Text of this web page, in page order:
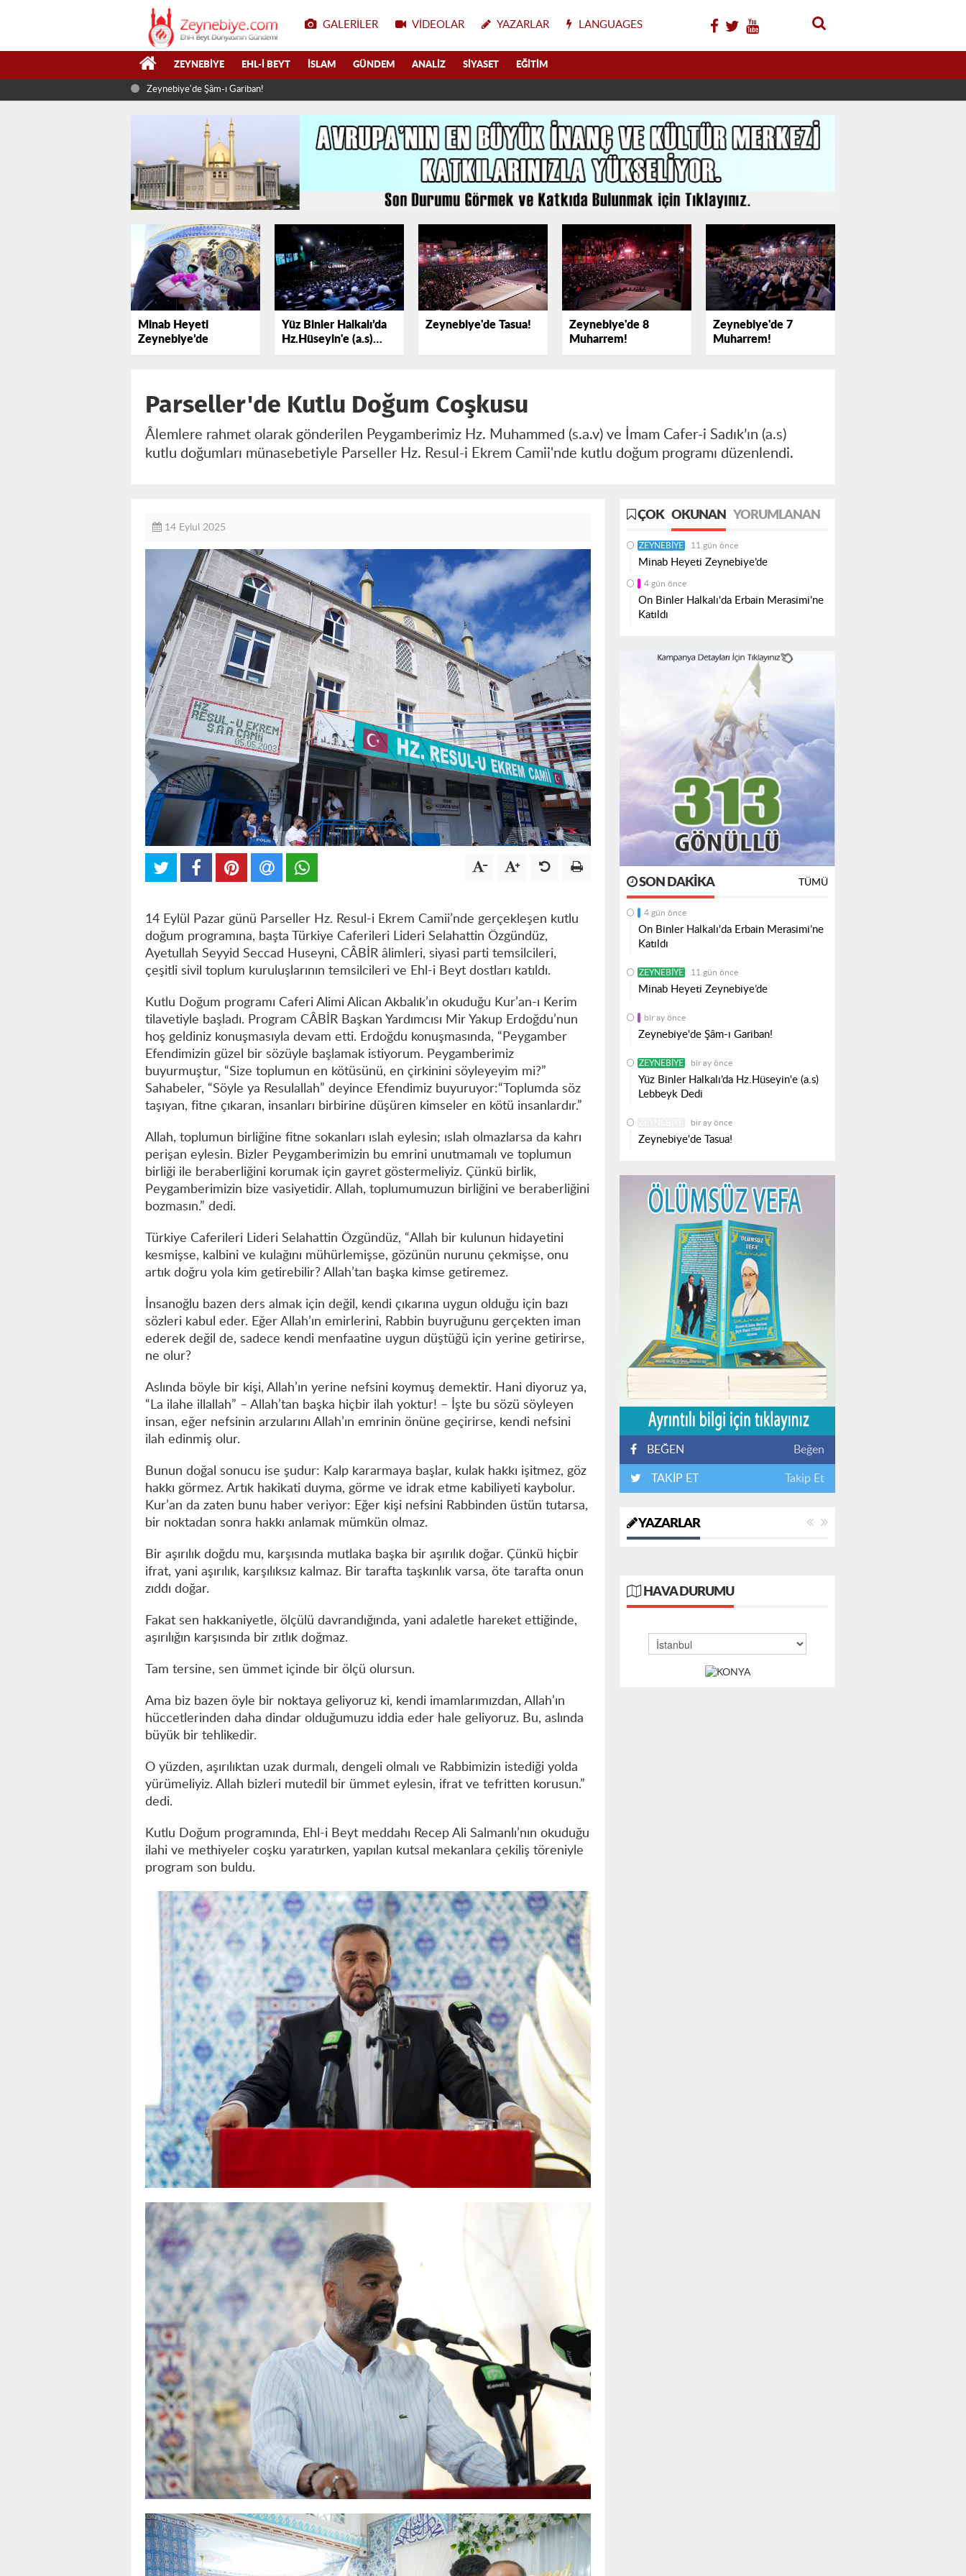
GALERILER VIDEOLAR YAZARLAR LANGUAGES
ZEYNEBIYE EHL-I BEYT İSLAM GÜNDEM ANALIZ SIYASET EĞITIM
Zeynebiye'de Şâm-ı Gariban!
Minab Heyeti
Zeynebiye’de
Yüz Binler Halkalı’da
Hz.Hüseyin'e (a.s)
Lebbeyk Dedi
Zeynebiye'de Tasua!
Zeynebiye'de 8
Muharrem!
Zeynebiye'de 7
Muharrem!
​​​​​​​Parseller'de Kutlu Doğum Coşkusu
​​​​​​​Âlemlere rahmet olarak gönderilen Peygamberimiz Hz. Muhammed (s.a.v) ve İmam Cafer-i Sadık’ın (a.s)
kutlu doğumları münasebetiyle Parseller Hz. Resul-i Ekrem Camii'nde kutlu doğum programı düzenlendi.
14 Eylul 2025
14 Eylül Pazar günü Parseller Hz. Resul-i Ekrem Camii’nde gerçekleşen kutlu
doğum programına, başta Türkiye Caferileri Lideri Selahattin Özgündüz,
Ayetullah Seyyid Seccad Huseyni, CÂBİR âlimleri, siyasi parti temsilcileri,
çeşitli sivil toplum kuruluşlarının temsilcileri ve Ehl-i Beyt dostları katıldı.
Kutlu Doğum programı Caferi Alimi Alican Akbalık’ın okuduğu Kur’an-ı Kerim
tilavetiyle başladı. Program CÂBİR Başkan Yardımcısı Mir Yakup Erdoğdu’nun
hoş geldiniz konuşmasıyla devam etti. Erdoğdu konuşmasında, “Peygamber
Efendimizin güzel bir sözüyle başlamak istiyorum. Peygamberimiz
buyurmuştur, “Size toplumun en kötüsünü, en çirkinini söyleyeyim mi?”
Sahabeler, “Söyle ya Resulallah” deyince Efendimiz buyuruyor:“Toplumda söz
taşıyan, fitne çıkaran, insanları birbirine düşüren kimseler en kötü insanlardır.”
Allah, toplumun birliğine fitne sokanları ıslah eylesin; ıslah olmazlarsa da kahrı
perişan eylesin. Bizler Peygamberimizin bu emrini unutmamalı ve toplumun
birliği ile beraberliğini korumak için gayret göstermeliyiz. Çünkü birlik,
Peygamberimizin bize vasiyetidir. Allah, toplumumuzun birliğini ve beraberliğini
bozmasın.” dedi.
Türkiye Caferileri Lideri Selahattin Özgündüz, “Allah bir kulunun hidayetini
kesmişse, kalbini ve kulağını mühürlemişse, gözünün nurunu çekmişse, onu
artık doğru yola kim getirebilir? Allah’tan başka kimse getiremez.
İnsanoğlu bazen ders almak için değil, kendi çıkarına uygun olduğu için bazı
sözleri kabul eder. Eğer Allah’ın emirlerini, Rabbin buyruğunu gerçekten iman
ederek değil de, sadece kendi menfaatine uygun düştüğü için yerine getirirse,
ne olur?
Aslında böyle bir kişi, Allah’ın yerine nefsini koymuş demektir. Hani diyoruz ya,
“La ilahe illallah” – Allah’tan başka hiçbir ilah yoktur! – İşte bu sözü söyleyen
insan, eğer nefsinin arzularını Allah’ın emrinin önüne geçirirse, kendi nefsini
ilah edinmiş olur.
Bunun doğal sonucu ise şudur: Kalp kararmaya başlar, kulak hakkı işitmez, göz
hakkı görmez. Artık hakikati duyma, görme ve idrak etme kabiliyeti kaybolur.
Kur’an da zaten bunu haber veriyor: Eğer kişi nefsini Rabbinden üstün tutarsa,
bir noktadan sonra hakkı anlamak mümkün olmaz.
Bir aşırılık doğdu mu, karşısında mutlaka başka bir aşırılık doğar. Çünkü hiçbir
ifrat, yani aşırılık, karşılıksız kalmaz. Bir tarafta taşkınlık varsa, öte tarafta onun
zıddı doğar.
Fakat sen hakkaniyetle, ölçülü davrandığında, yani adaletle hareket ettiğinde,
aşırılığın karşısında bir zıtlık doğmaz.
Tam tersine, sen ümmet içinde bir ölçü olursun.
Ama biz bazen öyle bir noktaya geliyoruz ki, kendi imamlarımızdan, Allah’ın
hüccetlerinden daha dindar olduğumuzu iddia eder hale geliyoruz. Bu, aslında
büyük bir tehlikedir.
O yüzden, aşırılıktan uzak durmalı, dengeli olmalı ve Rabbimizin istediği yolda
yürümeliyiz. Allah bizleri mutedil bir ümmet eylesin, ifrat ve tefritten korusun.”
dedi.
Kutlu Doğum programında, Ehl-i Beyt meddahı Recep Ali Salmanlı’nın okuduğu
ilahi ve methiyeler coşku yaratırken, yapılan kutsal mekanlara çekiliş töreniyle
program son buldu.
ÇOK OKUNAN YORUMLANAN
ZEYNEBIYE 11 gün önce
Minab Heyeti Zeynebiye’de
4 gün önce
On Binler Halkalı'da Erbain Merasimi’ne
Katıldı
SON DAKIKA TÜMÜ
4 gün önce
On Binler Halkalı'da Erbain Merasimi’ne
Katıldı
ZEYNEBIYE 11 gün önce
Minab Heyeti Zeynebiye’de
bir ay önce
Zeynebiye'de Şâm-ı Gariban!
ZEYNEBIYE bir ay önce
Yüz Binler Halkalı’da Hz.Hüseyin'e (a.s)
Lebbeyk Dedi
bir ay önce
Zeynebiye'de Tasua!
BEĞEN Beğen
TAKİP ET Takip Et
YAZARLAR
HAVA DURUMU